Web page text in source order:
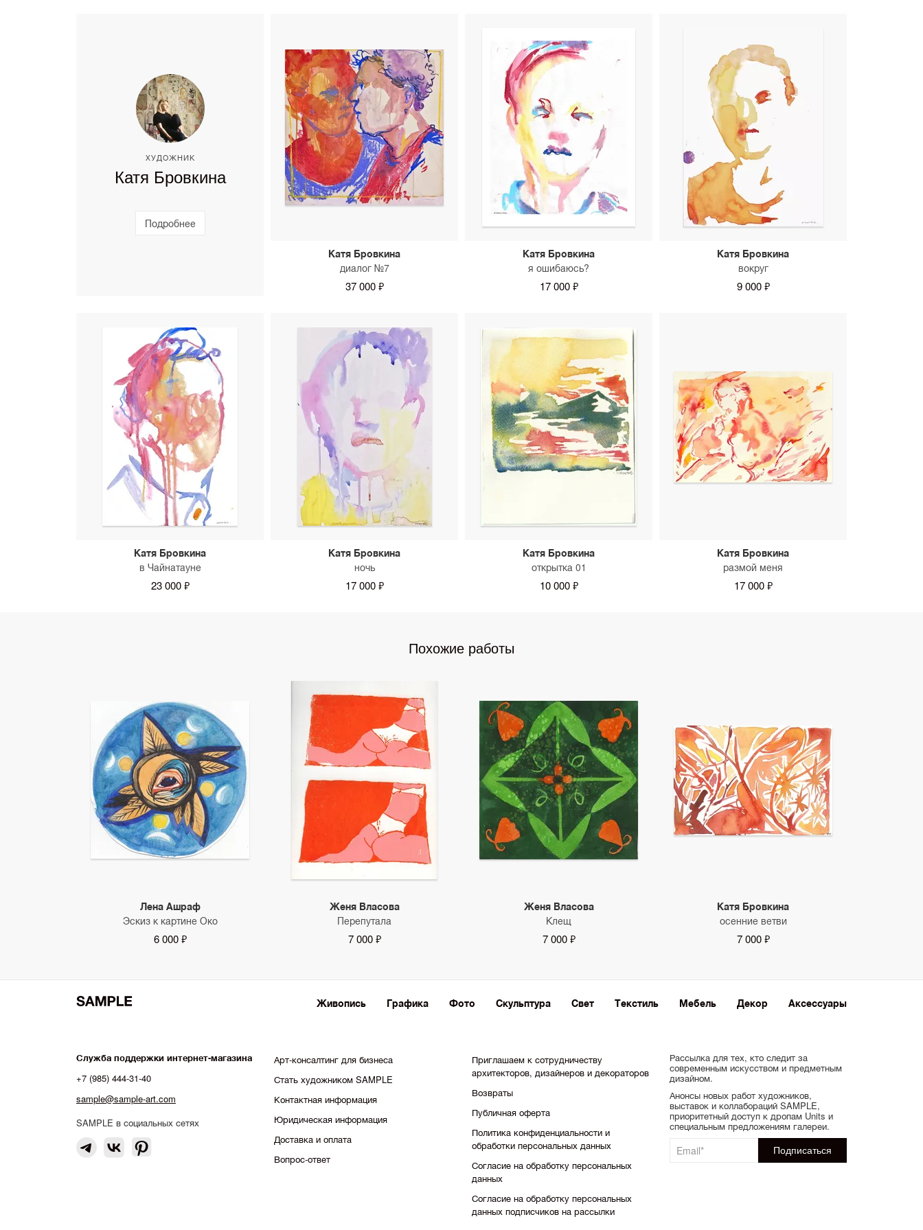
ХУДОЖНИК
Катя Бровкина
Подробнее
Катя Бровкина
диалог №7
37 000 ₽
Катя Бровкина
я ошибаюсь?
17 000 ₽
Катя Бровкина
вокруг
9 000 ₽
Катя Бровкина
в Чайнатауне
23 000 ₽
Катя Бровкина
ночь
17 000 ₽
Катя Бровкина
открытка 01
10 000 ₽
Катя Бровкина
размой меня
17 000 ₽
Похожие работы
Лена Ашраф
Эскиз к картине Око
6 000 ₽
Женя Власова
Перепутала
7 000 ₽
Женя Власова
Клещ
7 000 ₽
Катя Бровкина
осенние ветви
7 000 ₽
Живопись Графика Фото Скульптура Свет Текстиль Мебель Декор Аксессуары
Служба поддержки интернет-магазина
+7 (985) 444-31-40
sample@sample-art.com
SAMPLE в социальных сетях
Арт-консалтинг для бизнеса
Стать художником SAMPLE
Контактная информация
Юридическая информация
Доставка и оплата
Вопрос-ответ
Приглашаем к сотрудничеству
архитекторов, дизайнеров и декораторов
Возвраты
Публичная оферта
Политика конфиденциальности и
обработки персональных данных
Согласие на обработку персональных
данных
Согласие на обработку персональных
данных подписчиков на рассылки
Рассылка для тех, кто следит за
современным искусством и предметным
дизайном.
Анонсы новых работ художников,
выставок и коллабораций SAMPLE,
приоритетный доступ к дропам Units и
специальным предложениям галереи.